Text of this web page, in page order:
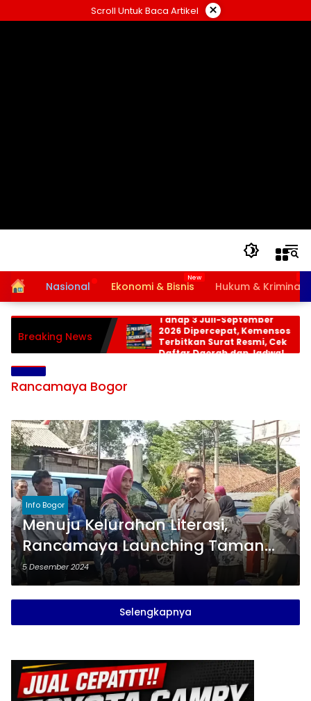
ke
Scroll Untuk Baca Artikel ×
HomeNasional Ekonomi & Bisnis Hukum & Kriminal
Breaking News
Bansos PKH dan BPNT
Tahap 3 Juli-September
2026 Dipercepat, Kemensos
Terbitkan Surat Resmi, Cek
Daftar Daerah dan Jadwal
Rancamaya Bogor
Info Bogor
Menuju Kelurahan Literasi,
Rancamaya Launching Taman
Baca
5 Desember 2024
Selengkapnya